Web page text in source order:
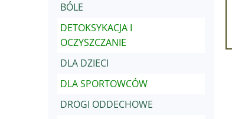
BÓLE
DETOKSYKACJA I
OCZYSZCZANIE
DLA DZIECI
DLA SPORTOWCÓW
DROGI ODDECHOWE